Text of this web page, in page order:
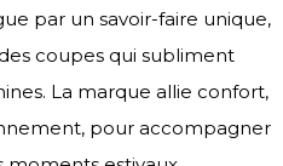
par un savoir-faire unique,
coupes qui subliment
La marque allie confort,
pour accompagner